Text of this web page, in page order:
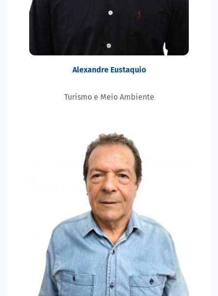
Alexandre Eustaquio
Turismo e Meio Ambiente